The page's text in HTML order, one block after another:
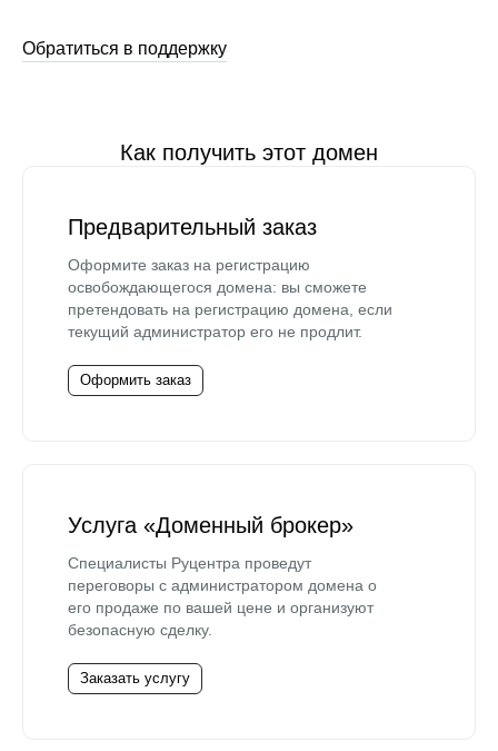
Обратиться в поддержку
Как получить этот домен
Предварительный заказ
Оформите заказ на регистрацию
освобождающегося домена: вы сможете
претендовать на регистрацию домена, если
текущий администратор его не продлит.
Оформить заказ
Услуга «Доменный брокер»
Специалисты Руцентра проведут
переговоры с администратором домена о
его продаже по вашей цене и организуют
безопасную сделку.
Заказать услугу